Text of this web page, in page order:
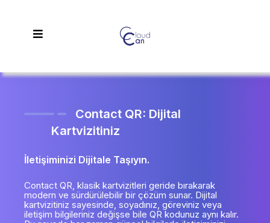
Contact QR: Dijital
Kartvizitiniz
İletişiminizi Dijitale Taşıyın.
Contact QR, klasik kartvizitleri geride bırakarak
modern ve sürdürülebilir bir çözüm sunar. Dijital
kartvizitiniz sayesinde, soyadınız, göreviniz veya
iletişim bilgileriniz değişse bile QR kodunuz aynı kalır.